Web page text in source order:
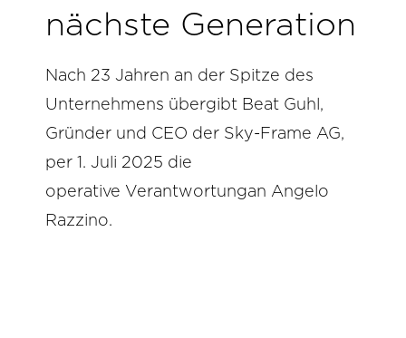
nächste Generation
Nach 23 Jahren an der Spitze des
Unternehmens übergibt Beat Guhl,
Gründer und CEO der Sky-Frame AG,
per 1. Juli 2025 die
operative Verantwortungan Angelo
Razzino.